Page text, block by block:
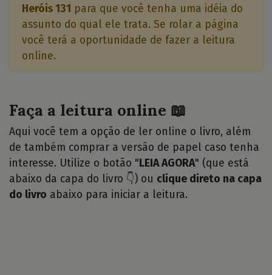
Heróis 131 para que você tenha uma idéia do
assunto do qual ele trata. Se rolar a página
você terá a oportunidade de fazer a leitura
online.
Faça a leitura online 📖
Aqui você tem a opção de ler online o livro, além
de também comprar a versão de papel caso tenha
interesse. Utilize o botão " LEIA AGORA" (que está
abaixo da capa do livro 👇) ou clique direto na capa
do livro abaixo para iniciar a leitura.